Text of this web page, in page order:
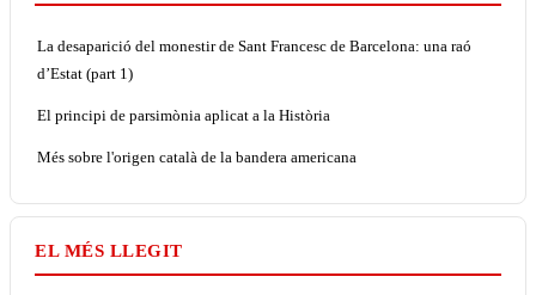
La desaparició del monestir de Sant Francesc de Barcelona: una raó
d’Estat (part 1)
El principi de parsimònia aplicat a la Història
Més sobre l'origen català de la bandera americana
EL MÉS LLEGIT